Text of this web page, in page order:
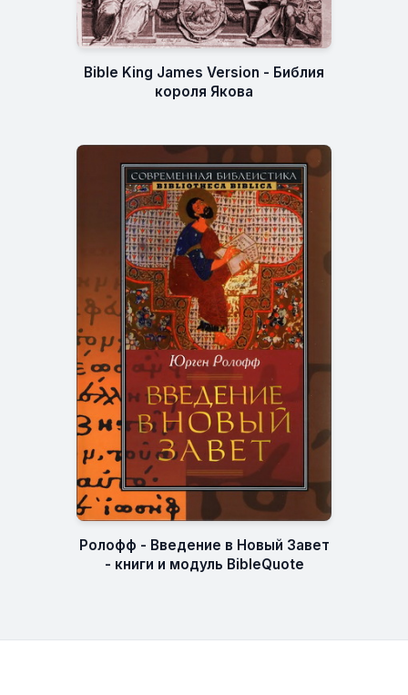
Bible King James Version - Библия
короля Якова
Ролофф - Введение в Новый Завет
- книги и модуль BibleQuote